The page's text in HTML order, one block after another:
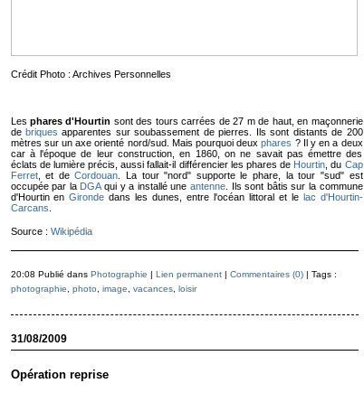
Crédit Photo : Archives Personnelles
Les phares d'Hourtin sont des tours carrées de27 mde haut, en maçonnerie
de briques apparentes sur soubassement de pierres. Ils sont distants de 200
mètres sur un axe orienté nord/sud. Mais pourquoi deuxphares ? Il y en a deux
car à l'époque de leur construction, en 1860, on ne savait pas émettre des
éclats de lumière précis, aussi fallait-il différencier les phares de Hourtin , du Cap
Ferret, et deCordouan . La tour "nord" supporte le phare, la tour "sud" est
occupée par la DGAqui y a installé une antenne. Ils sont bâtis sur la commune
d'Hourtin enGironde dans les dunes, entre l'océan littoral et le lac d'Hourtin-
Carcans
Source : Wikipédia
20:08 Publié dans Photographie | Lien permanent| Commentaires (0)| Tags :
photographie
photo image vacances, loisir
31/08/2009
Opération reprise